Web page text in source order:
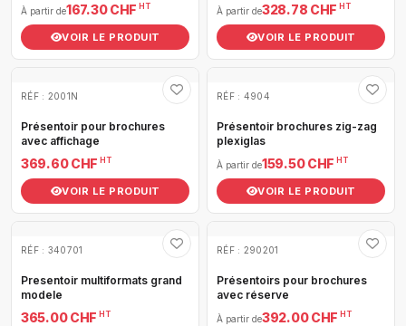
À partir de167.30 CHF HT
VOIR LE PRODUIT
À partir de328.78 CHF HT
VOIR LE PRODUIT
RÉF : 2001N
Présentoir pour brochures
avec affichage
369.60 CHF HT
VOIR LE PRODUIT
RÉF : 4904
Présentoir brochures zig-zag
plexiglas
À partir de159.50 CHF HT
VOIR LE PRODUIT
RÉF : 340701
Presentoir multiformats grand
modele
365.00 CHF HT
RÉF : 290201
Présentoirs pour brochures
avec réserve
À partir de392.00 CHF HT